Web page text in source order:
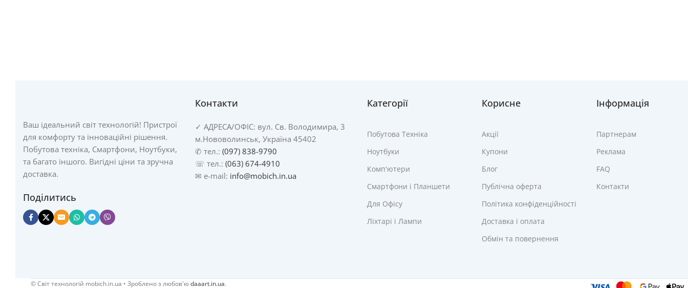
Ваш ідеальний світ технологій! Пристрої
для комфорту та інноваційні рішення.
Побутова техніка, Смартфони, Ноутбуки,
та багато іншого. Вигідні ціни та зручна
доставка.
Поділитись
Контакти
✓ АДРЕСА/ОФІС: вул. Св. Володимира, 3
м.Нововолинськ, Україна 45402
✆ тел.: (097) 838-9790
☏ тел.: (063) 674-4910
✉ e-mail: info@mobich.in.ua
Категорії
Побутова Техніка
Ноутбуки
Комп'ютери
Смартфони і Планшети
Для Офісу
Ліхтарі і Лампи
Корисне
Акції
Купони
Блог
Публічна оферта
Політика конфіденційності
Доставка і оплата
Обмін та повернення
Інформація
Партнерам
Реклама
FAQ
Контакти
© Cвіт технологій mobich.in.ua • Зроблено з любов'юdaaart.in.ua.